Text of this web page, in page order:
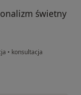
świetny
• konsultacja